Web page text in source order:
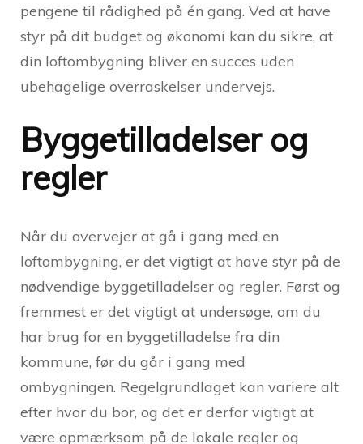
pengene til rådighed på én gang. Ved at have
styr på dit budget og økonomi kan du sikre, at
din loftombygning bliver en succes uden
ubehagelige overraskelser undervejs.
Byggetilladelser og
regler
Når du overvejer at gå i gang med en
loftombygning, er det vigtigt at have styr på de
nødvendige byggetilladelser og regler. Først og
fremmest er det vigtigt at undersøge, om du
har brug for en byggetilladelse fra din
kommune, før du går i gang med
ombygningen. Regelgrundlaget kan variere alt
efter hvor du bor, og det er derfor vigtigt at
være opmærksom på de lokale regler og